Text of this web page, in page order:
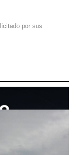
por sus